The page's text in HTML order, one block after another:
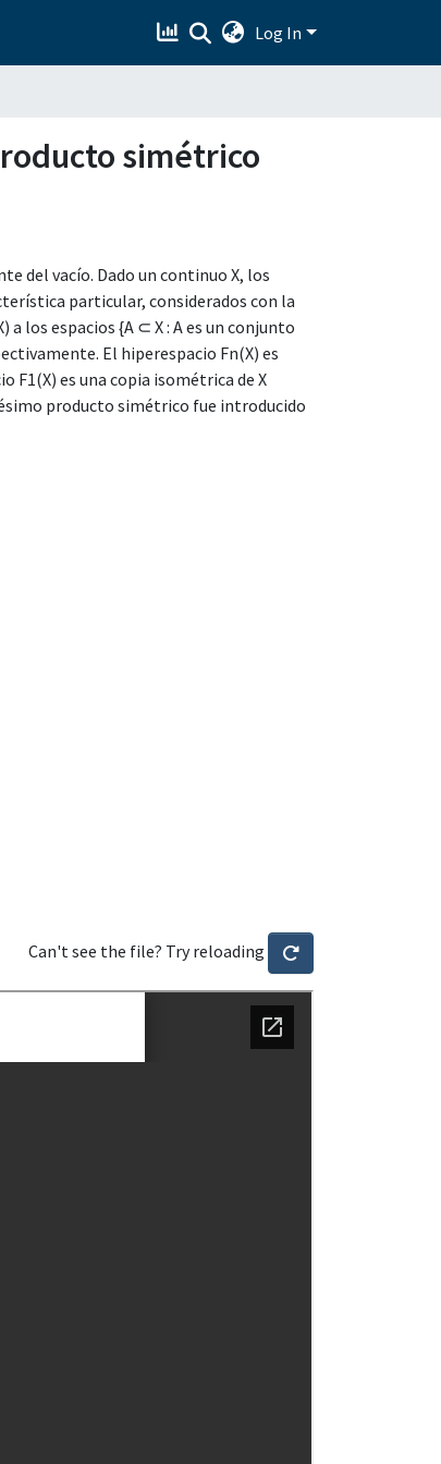
Log In
simétrico
del vacío. Dado un continuo X, los
particular, considerados con la
los espacios {A ⊂ X : A es un conjunto
El hiperespacio Fn(X) es
F1(X) es una copia isométrica de X
producto simétrico fue introducido
Can't see the file? Try reloading